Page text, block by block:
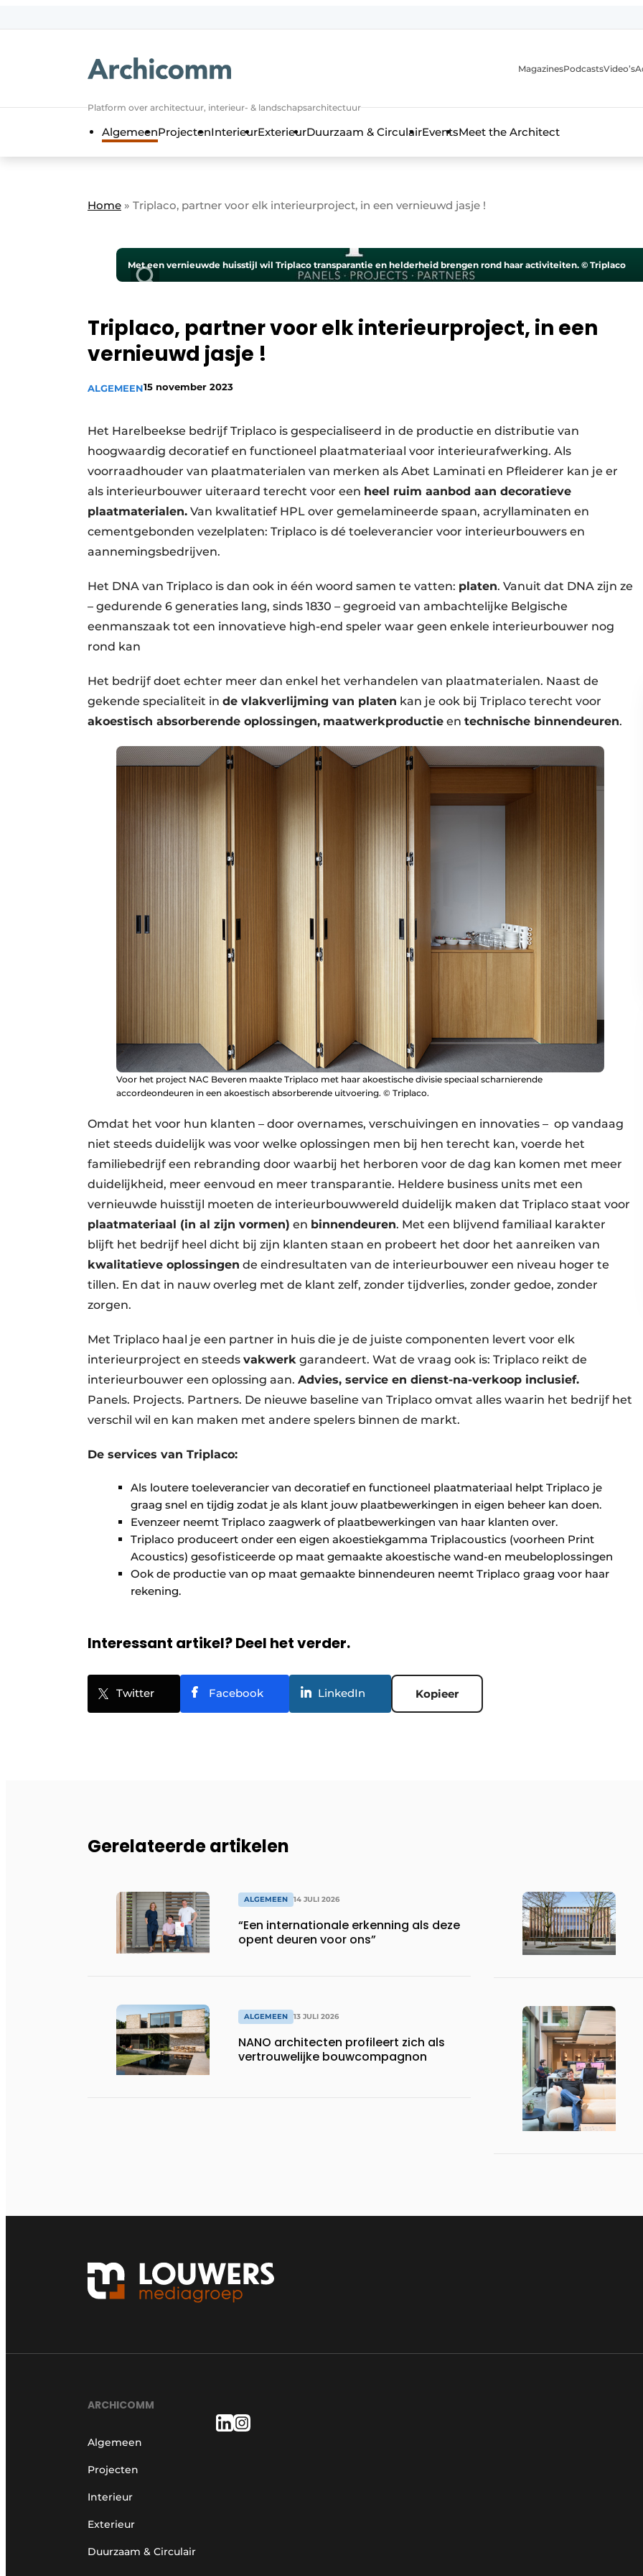
Platform over architectuur, interieur- & landschapsarchitectuur
MagazinesPodcastsVideo’s
AlgemeenProjectenInterieurExterieurDuurzaam & CirculairEventsMeet the Architect
Home » Triplaco, partner voor elk interieurproject, in een vernieuwd jasje !
Met een vernieuwde huisstijl wil Triplaco transparantie en helderheid brengen rond haar activiteiten. © Triplaco
Triplaco, partner voor elk interieurproject, in een
vernieuwd jasje !
ALGEMEEN15 november 2023
Het Harelbeekse bedrijf Triplaco is gespecialiseerd in de productie en distributie van
hoogwaardig decoratief en functioneel plaatmateriaal voor interieurafwerking. Als
voorraadhouder van plaatmaterialen van merken als Abet Laminati en Pfleiderer kan je er
als interieurbouwer uiteraard terecht voor een heel ruim aanbod aan decoratieve
plaatmaterialen. Van kwalitatief HPL over gemelamineerde spaan, acryllaminaten en
cementgebonden vezelplaten: Triplaco is dé toeleverancier voor interieurbouwers en
aannemingsbedrijven.
Het DNA van Triplaco is dan ook in één woord samen te vatten: platen. Vanuit dat DNA zijn ze
– gedurende 6 generaties lang, sinds 1830 – gegroeid van ambachtelijke Belgische
eenmanszaak tot een innovatieve high-end speler waar geen enkele interieurbouwer nog
rond kan
Het bedrijf doet echter meer dan enkel het verhandelen van plaatmaterialen. Naast de
gekende specialiteit in de vlakverlijming van platen kan je ook bij Triplaco terecht voor
akoestisch absorberende oplossingen, maatwerkproductie en technische binnendeuren.
Voor het project NAC Beveren maakte Triplaco met haar akoestische divisie speciaal scharnierende
accordeondeuren in een akoestisch absorberende uitvoering. © Triplaco.
Omdat het voor hun klanten – door overnames, verschuivingen en innovaties – op vandaag
niet steeds duidelijk was voor welke oplossingen men bij hen terecht kan, voerde het
familiebedrijf een rebranding door waarbij het herboren voor de dag kan komen met meer
duidelijkheid, meer eenvoud en meer transparantie. Heldere business units met een
vernieuwde huisstijl moeten de interieurbouwwereld duidelijk maken dat Triplaco staat voor
plaatmateriaal (in al zijn vormen) en binnendeuren. Met een blijvend familiaal karakter
blijft het bedrijf heel dicht bij zijn klanten staan en probeert het door het aanreiken van
kwalitatieve oplossingen de eindresultaten van de interieurbouwer een niveau hoger te
tillen. En dat in nauw overleg met de klant zelf, zonder tijdverlies, zonder gedoe, zonder
zorgen.
Met Triplaco haal je een partner in huis die je de juiste componenten levert voor elk
interieurproject en steeds vakwerk garandeert. Wat de vraag ook is: Triplaco reikt de
interieurbouwer een oplossing aan. Advies, service en dienst-na-verkoop inclusief.
Panels. Projects. Partners. De nieuwe baseline van Triplaco omvat alles waarin het bedrijf het
verschil wil en kan maken met andere spelers binnen de markt.
De services van Triplaco:
Als loutere toeleverancier van decoratief en functioneel plaatmateriaal helpt Triplaco je
graag snel en tijdig zodat je als klant jouw plaatbewerkingen in eigen beheer kan doen.
Evenzeer neemt Triplaco zaagwerk of plaatbewerkingen van haar klanten over.
Triplaco produceert onder een eigen akoestiekgamma Triplacoustics (voorheen Print
Acoustics) gesofisticeerde op maat gemaakte akoestische wand-en meubeloplossingen
Ook de productie van op maat gemaakte binnendeuren neemt Triplaco graag voor haar
rekening.
Interessant artikel? Deel het verder.
Twitter Facebook LinkedIn Kopieer
Gerelateerde artikelen
ALGEMEEN 14 JULI 2026
“Een internationale erkenning als deze
opent deuren voor ons”
ALGEMEEN 13 JULI 2026
NANO architecten profileert zich als
vertrouwelijke bouwcompagnon
ARCHICOMM
Algemeen
Projecten
Interieur
Exterieur
Duurzaam & Circulair